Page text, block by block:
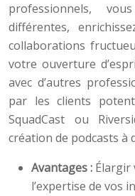
professionnels,
différentes,
collaborations
votre ouverture
avec d’autres
par les clients
SquadCast ou
création de podcasts à
Avantages : Élargir
l’expertise de vos